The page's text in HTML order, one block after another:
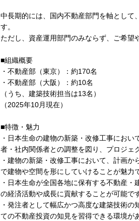
中長期的には、国内不動産部門を軸として
す。
ただし、資産運用部門のみならず、ご希望
■組織概要
・不動産部（東京）：約170名
・不動産部（大阪）：約10名
（うち、建築技術担当は13名）
（2025年10月現在）
■特徴・魅力
・日本生命の建物の新築・改修工事にお
者・社内関係者との調整を図り、プロジェ
・建物の新築・改修工事において、計画
で建物や空間を形にしていけることが魅力
・日本生命が全国各地に保有する不動産
の経済活動や成長に貢献することが可能で
・発注者として幅広かつ高度な建築技術
ての不動産投資の知見を習得できる環境が